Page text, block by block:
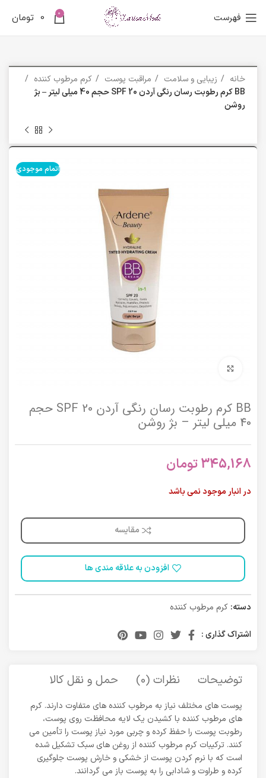
فهرست 0
0 تومان
خانه زیبایی و سلامت مراقبت پوست
کرم مرطوب کننده
BB کرم رطوبت رسان رنگی آردن SPF 20 حجم 40 میلی لیتر – بژ
روشن
اتمام موجودی
BB کرم رطوبت رسان رنگی آردن SPF 20 حجم
40 میلی لیتر – بژ روشن
345,168تومان
در انبار موجود نمی باشد
مقایسه
افزودن به علاقه مندی ها
دسته: کرم مرطوب کننده
اشتراک گذاری :
توضیحات نظرات (0) حمل و نقل کالا
پوست های مختلف نیاز به مرطوب کننده های متفاوت دارند. کرم
های مرطوب کننده با کشیدن یک لایه محافظت روی پوست،
رطوبت پوست را حفظ کرده و چربی مورد نیاز پوست را تأمین می
کنند. ترکیبات کرم مرطوب کننده از روغن های سبک تشکیل شده
است که با نرم کردن پوست از خشکی و خارش پوست جلوگیری
کرده و طراوت و شادابی را به پوست باز می گردانند.